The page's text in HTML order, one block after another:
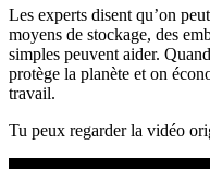
Les experts disent qu’on
moyens de stockage, des
simples peuvent aider.
protège la planète et on
travail.
Tu peux regarder la vidéo